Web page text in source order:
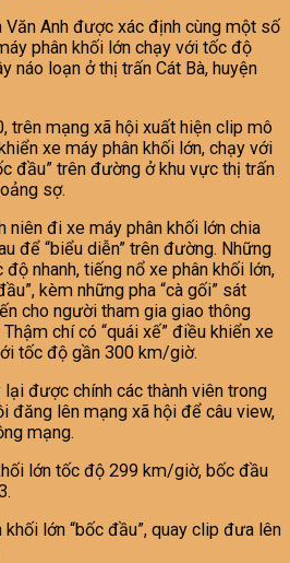
Văn Anh được xác định cùng một số
phân khối lớn chạy với tốc độ
náo loạn ở thị trấn Cát Bà, huyện
trên mạng xã hội xuất hiện clip mô
xe máy phân khối lớn, chạy với
đầu” trên đường ở khu vực thị trấn
sợ.
niên đi xe máy phân khối lớn chia
để “biểu diễn” trên đường. Những
nhanh, tiếng nổ xe phân khối lớn,
kèm những pha “cà gối” sát
cho người tham gia giao thông
chí có “quái xế” điều khiển xe
tốc độ gần 300 km/giờ.
được chính các thành viên trong
đăng lên mạng xã hội để câu view,
mạng.
lớn “bốc đầu”, quay clip đưa lên